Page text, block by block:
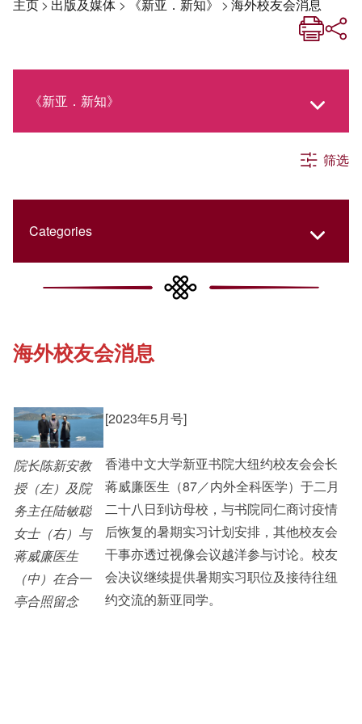
主页> 出版及媒体 > 《新亚．新知》 > 海外校友会消息
《新亚．新知》
社交媒体专栏
《新亚简讯》
《新亚书院概览》
其他书院出版
新亚影集
影片库
筛选
Categories
College Updates
Cultural Topics
Student Development
Staff Engagement
Alumni Connections
海外校友会消息
院长陈新安教
授（左）及院
务主任陆敏聪
女士（右）与
蒋威廉医生
（中）在合一
亭合照留念
[2023年5月号]
香港中文大学新亚书院大纽约校友会会长
蒋威廉医生（87／内外全科医学）于二月
二十八日到访母校，与书院同仁商讨疫情
后恢复的暑期实习计划安排，其他校友会
干事亦透过视像会议越洋参与讨论。校友
会决议继续提供暑期实习职位及接待往纽
约交流的新亚同学。